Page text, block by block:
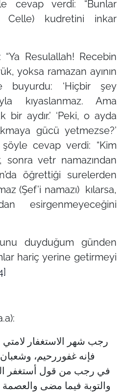
cevap verdi: “Bunlar
Celle) kudretini inkar
Resulallah! Recebin
yoksa ramazan ayının
buyurdu: ‘Hiçbir şey
kıyaslanmaz. Ama
bir aydır.’ ‘Peki, o ayda
gücü yetmezse?’
cevap verdi: “Kim
sonra vetr namazından
öğrettiği surelerden
(Şef’i namazı) kılarsa,
esirgenmeyeceğini
duyduğum günden
hariç yerine getirmeyi
رجب شهر الاستغفار لامتي
فإنه غفوررحيم،
في رجب من قول أستغفر
والتوبة فيما مضى